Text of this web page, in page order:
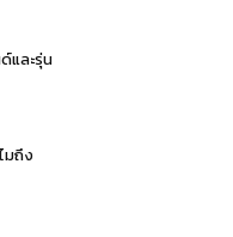
และรุ่น
มถึง